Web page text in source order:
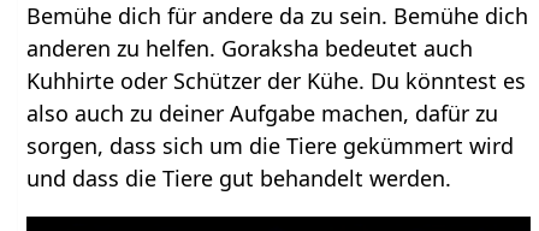
Bemühe dich für andere da zu sein. Bemühe dich
anderen zu helfen. Goraksha bedeutet auch
Kuhhirte oder Schützer der Kühe. Du könntest es
also auch zu deiner Aufgabe machen, dafür zu
sorgen, dass sich um die Tiere gekümmert wird
und dass die Tiere gut behandelt werden.